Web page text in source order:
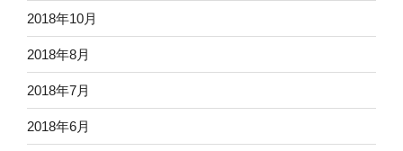
2018年10月
2018年8月
2018年7月
2018年6月